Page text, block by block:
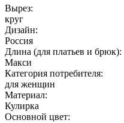
Вырез:
круг
Дизайн:
Россия
Длина (для платьев и брюк):
Макси
Категория потребителя:
для женщин
Материал:
Кулирка
Основной цвет: